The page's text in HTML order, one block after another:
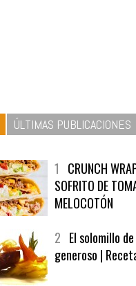
ÚLTIMAS PUBLICACIONES
1 CRUNCH
SOFRITO DE
MELOCOTÓN
2 El solomillo
generoso |